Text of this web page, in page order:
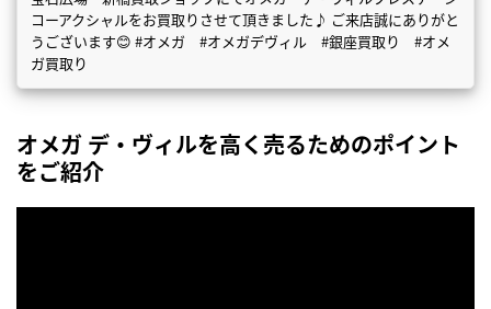
コーアクシャルをお買取りさせて頂きました♪ ご来店誠にありがと
うございます😊 #オメガ #オメガデヴィル #銀座買取り #オメ
ガ買取り
オメガ デ・ヴィルを高く売るためのポイント
をご紹介